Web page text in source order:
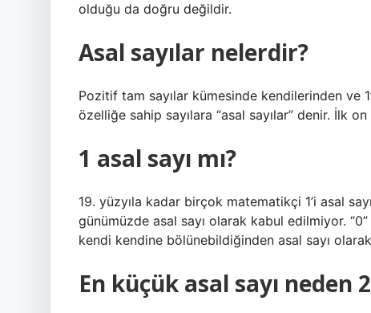
olduğu da doğru değildir.
Asal sayılar nelerdir?
Pozitif tam sayılar kümesinde kendilerinden ve
özelliğe sahip sayılara “asal sayılar” denir. İlk on
1 asal sayı mı?
19. yüzyıla kadar birçok matematikçi 1’i asal
günümüzde asal sayı olarak kabul edilmiyor.
kendi kendine bölünebildiğinden asal sayı
En küçük asal sayı neden